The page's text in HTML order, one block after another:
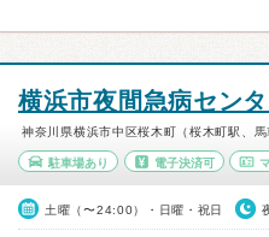
横浜市夜間急病セン
神奈川県横浜市中区桜木町（桜木町駅、馬
駐車場あり 電子決済可
土曜（〜24:00）・日曜・祝日